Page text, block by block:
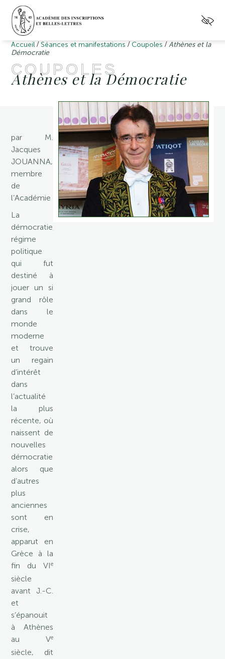
Accueil / Séances et manifestations / Coupoles / Athènes et la
Démocratie
COUPOLES
Athènes et la Démocratie
par M.
Jacques
JOUANNA,
membre
de
l’Académie
La
démocratie,
régime
politique
qui fut
destiné à
jouer un si
grand rôle
dans le
monde
moderne
et trouve
un regain
d’intérêt
dans
l’actualité
la plus
récente, où
naissent de
nouvelles
démocraties
alors que
d’autres
plus
anciennes
sont en
crise,
apparut en
Grèce à la
fin du VIe
siècle
avant J.-C.
et
s’épanouit
à Athènes
au Ve
siècle, dit